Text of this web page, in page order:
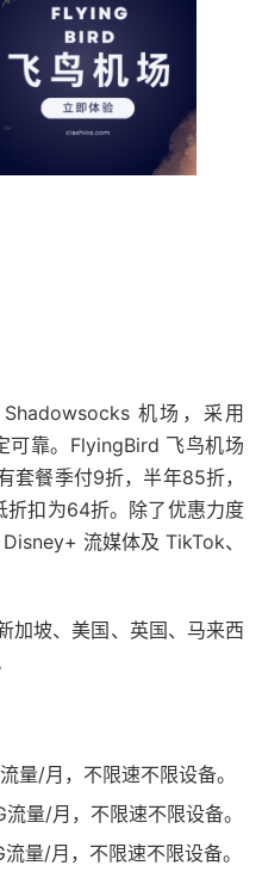
机场，采用
可靠。FlyingBird 飞鸟机场
套餐季付9折，半年85折，
扣为64折。除了优惠力度
流媒体及 TikTok、
加坡、美国、英国、马来西
量/月，不限速不限设备。
量/月，不限速不限设备。
量/月，不限速不限设备。